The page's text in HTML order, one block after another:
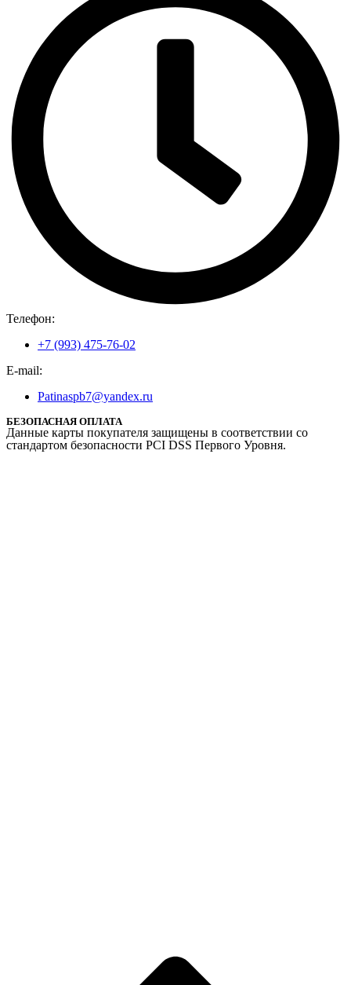
Телефон:
+7 (993) 475-76-02
E-mail:
Patinaspb7@yandex.ru
БЕЗОПАСНАЯ ОПЛАТА
Данные карты покупателя защищены в соответствии со
стандартом безопасности PCI DSS Первого Уровня.